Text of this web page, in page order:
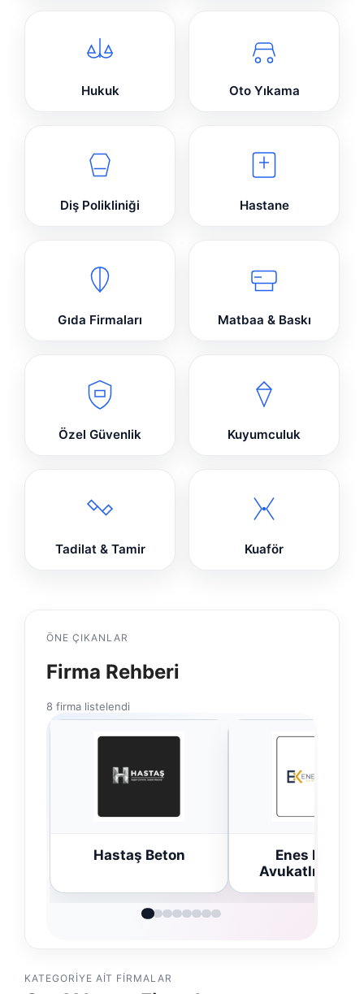
Hukuk Oto Yıkama
Diş Polikliniği Hastane
Gıda Firmaları Matbaa & Baskı
Özel Güvenlik Kuyumculuk
Tadilat & Tamir Kuaför
ÖNE ÇIKANLAR
Firma Rehberi
8 firma listelendi
Hastaş Beton
Enes Kaplan
Avukatlık
KATEGORIYE AIT FIRMALAR